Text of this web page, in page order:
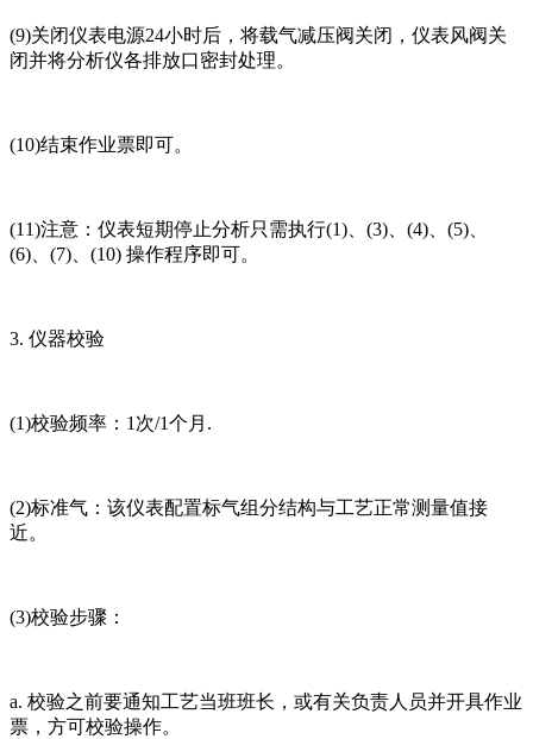
(9)关闭仪表电源24小时后，将载气减压阀关闭，仪表风阀关
闭并将分析仪各排放口密封处理。
(10)结束作业票即可。
(11)注意：仪表短期停止分析只需执行(1)、(3)、(4)、(5)、
(6)、(7)、(10) 操作程序即可。
3. 仪器校验
(1)校验频率：1次/1个月.
(2)标准气：该仪表配置标气组分结构与工艺正常测量值接
近。
(3)校验步骤：
a. 校验之前要通知工艺当班班长，或有关负责人员并开具作业
票，方可校验操作。